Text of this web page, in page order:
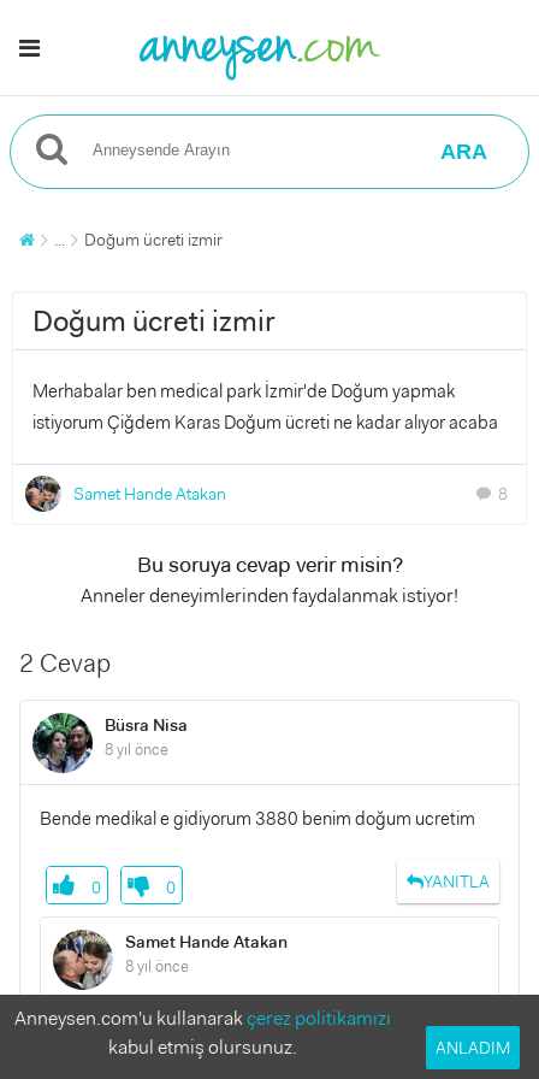
ARA
... Doğum ücreti izmir
Doğum ücreti izmir
Merhabalar ben medical park İzmir'de Doğum yapmak
istiyorum Çiğdem Karas Doğum ücreti ne kadar alıyor acaba
Samet Hande Atakan chat 8
Bu soruya cevap verir misin?
Anneler deneyimlerinden faydalanmak istiyor!
2 Cevap
Büsra Nisa
8 yıl önce
Bende medikal e gidiyorum 3880 benim doğum ucretim
YANITLA
0 0
Samet Hande Atakan
8 yıl önce
Doktorunuz Çiğdem hanım mı acaba
Anneysen.com'u kullanarakçerez politikamızı
kabul etmiş olursunuz.
ANLADIM